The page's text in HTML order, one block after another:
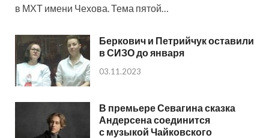
в МХТ имени Чехова. Тема пятой…
Беркович и Петрийчук оставили
в СИЗО до января
03.11.2023
В премьере Севагина сказка
Андерсена соединится
с музыкой Чайковского